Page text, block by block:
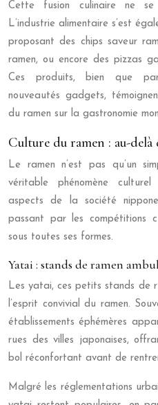
Cette fusion culinaire ne
L’industrie alimentaire s’est
proposant des chips saveur
ramen, ou encore des pizzas
Ces produits, bien que
nouveautés gadgets,
du ramen sur la gastronomie
Culture du ramen : au-delà
Le ramen n’est pas qu’un
véritable phénomène
aspects de la société
passant par les compétitions
sous toutes ses formes.
Yatai : stands de ramen
Les yatai, ces petits stands de
l’esprit convivial du ramen.
établissements éphémères
rues des villes japonaises,
bol réconfortant avant de
Malgré les réglementations